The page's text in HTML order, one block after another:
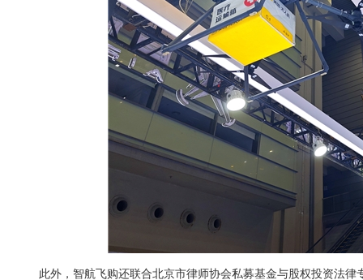
此外，智航飞购还联合北京市律师协会私募基金与股权投资法